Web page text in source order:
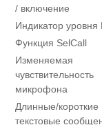
/ включение
Индикатор уровня
Функция SelCall
Изменяемая
чувствительность
микрофона
Длинные/короткие
текстовые